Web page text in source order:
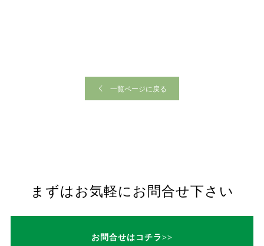
一覧ページに戻る
まずはお気軽にお問合せ下さい
お問合せはコチラ>>